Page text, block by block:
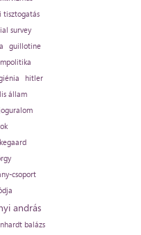
tisztogatás
survey
guillotine
hitler
állam
joguralom
csoport
andrás
balázs